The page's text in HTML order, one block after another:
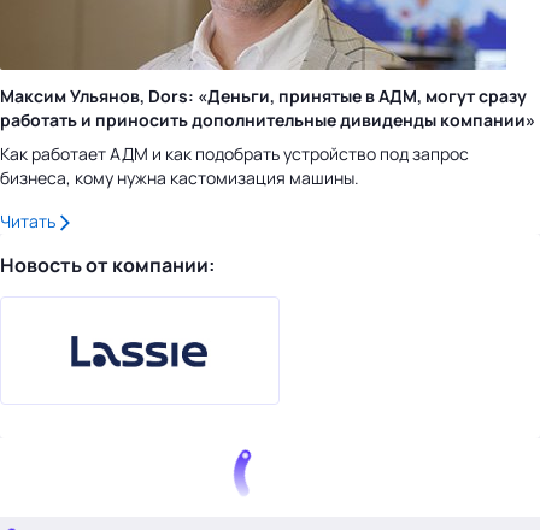
Максим Ульянов, Dors: «Деньги, принятые в АДМ, могут сразу
работать и приносить дополнительные дивиденды компании»
Как работает АДМ и как подобрать устройство под запрос
бизнеса, кому нужна кастомизация машины.
Читать
Новость от компании: